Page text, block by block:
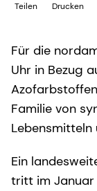
Teilen Drucken
Für die
Uhr in Bezug
Familie von
Lebensmitteln
Ein
tritt im Januar